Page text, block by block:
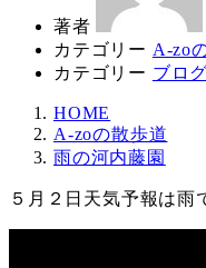
著者
カテゴリー A-zo
カテゴリー ブログ
HOME
A-zoの散歩道
雨の河内藤園
５月２日天気予報は雨